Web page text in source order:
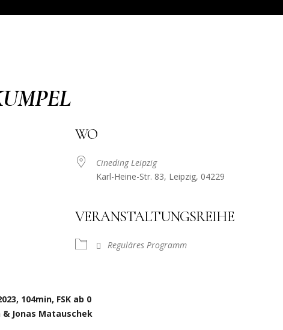
WO
Cineding Leipzig
Karl-Heine-Str. 83, Leipzig, 04229
VERANSTALTUNGSREIHE
Reguläres Programm
104min, FSK ab 0
& Jonas Matauschek